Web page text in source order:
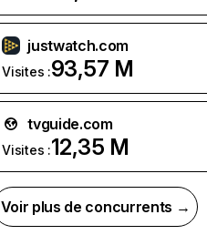
justwatch.com
Visites :93,57 M
tvguide.com
Visites :12,35 M
Voir plus de concurrents →